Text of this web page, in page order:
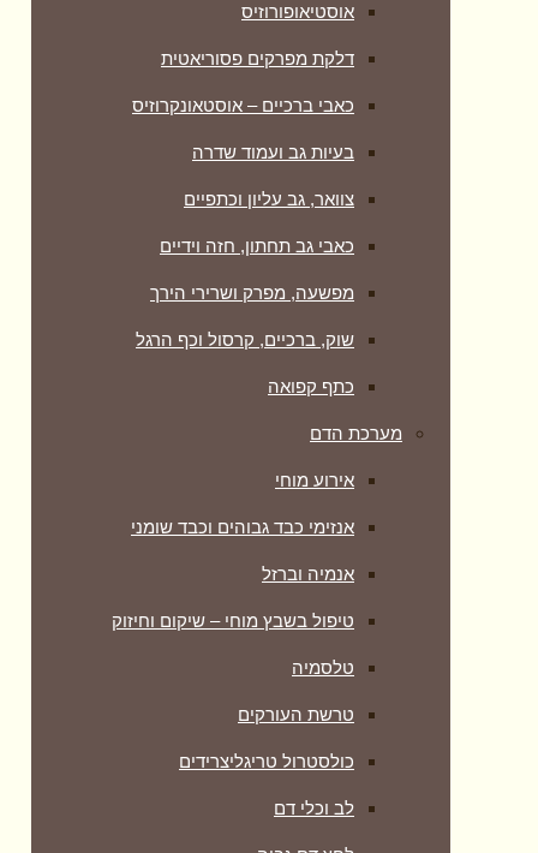
אוסטיאופורוזיס
דלקת מפרקים פסוריאטית
כאבי ברכיים – אוסטאונקרוזיס
בעיות גב ועמוד שדרה
צוואר, גב עליון וכתפיים
כאבי גב תחתון, חזה וידיים
מפשעה, מפרק ושרירי הירך
שוק, ברכיים, קרסול וכף הרגל
כתף קפואה
מערכת הדם
אירוע מוחי
אנזימי כבד גבוהים וכבד שומני
אנמיה וברזל
טיפול בשבץ מוחי – שיקום וחיזוק
טלסמיה
טרשת העורקים
כולסטרול טריגליצרידים
לב וכלי דם